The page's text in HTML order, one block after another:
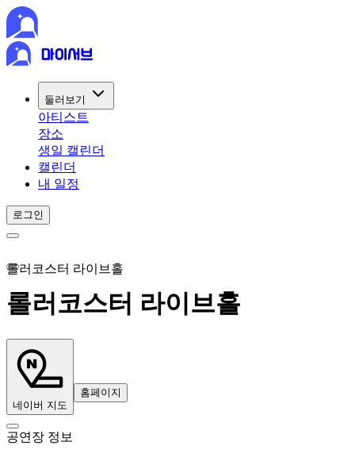
둘러보기
아티스트
장소
생일 캘린더
캘린더
내 일정
로그인
롤러코스터 라이브홀
롤러코스터 라이브홀
네이버 지도
홈페이지
공연장 정보